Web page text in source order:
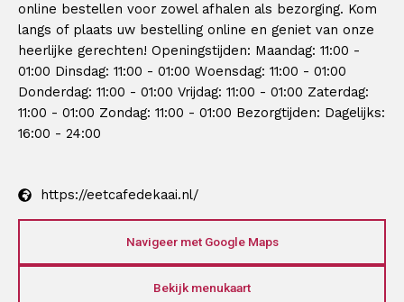
online bestellen voor zowel afhalen als bezorging. Kom
langs of plaats uw bestelling online en geniet van onze
heerlijke gerechten! Openingstijden: Maandag: 11:00 -
01:00 Dinsdag: 11:00 - 01:00 Woensdag: 11:00 - 01:00
Donderdag: 11:00 - 01:00 Vrijdag: 11:00 - 01:00 Zaterdag:
11:00 - 01:00 Zondag: 11:00 - 01:00 Bezorgtijden: Dagelijks:
16:00 - 24:00
https://eetcafedekaai.nl/
Navigeer met Google Maps
Bekijk menukaart